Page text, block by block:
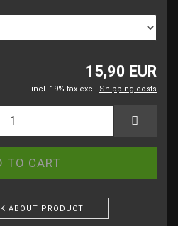
15,90 EUR
incl. 19% tax excl. Shipping costs
ABOUT PRODUCT